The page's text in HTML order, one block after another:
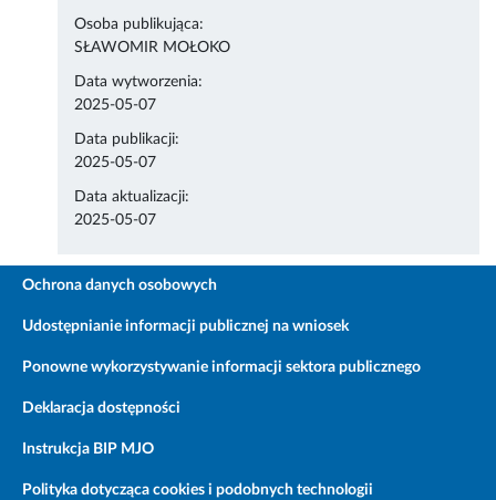
Osoba publikująca:
SŁAWOMIR MOŁOKO
Data wytworzenia:
2025-05-07
Data publikacji:
2025-05-07
Data aktualizacji:
2025-05-07
Ochrona danych osobowych
Udostępnianie informacji publicznej na wniosek
Ponowne wykorzystywanie informacji sektora publicznego
Deklaracja dostępności
Instrukcja BIP MJO
Polityka dotycząca cookies i podobnych technologii